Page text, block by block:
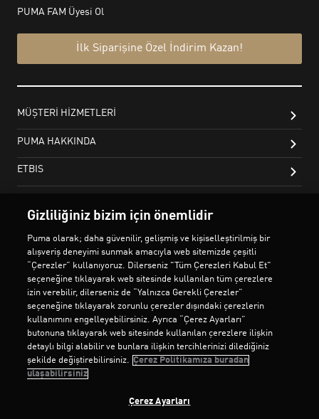
Gizliliğiniz bizim için önemlidir
Puma olarak; daha güvenilir, gelişmiş ve kişiselleştirilmiş bir
alışveriş deneyimi sunmak amacıyla web sitemizde çeşitli
“Çerezler” kullanıyoruz. Dilerseniz "Tüm Çerezleri Kabul Et"
seçeneğine tıklayarak web sitesinde kullanılan tüm çerezlere
izin verebilir, dilerseniz de “Yalnızca Gerekli Çerezler”
seçeneğine tıklayarak zorunlu çerezler dışındaki çerezlerin
kullanımını engelleyebilirsiniz. Ayrıca “Çerez Ayarları”
butonuna tıklayarak web sitesinde kullanılan çerezlere ilişkin
detaylı bilgi alabilir ve bunlara ilişkin tercihlerinizi dilediğiniz
şekilde değiştirebilirsiniz. Çerez Politikamıza buradan
ulaşabilirsiniz
Çerez Ayarları